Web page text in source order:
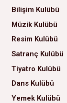
Bilişim Kulübü
Müzik Kulübü
Resim Kulübü
Satranç Kulübü
Tiyatro Kulübü
Dans Kulübü
Yemek Kulübü